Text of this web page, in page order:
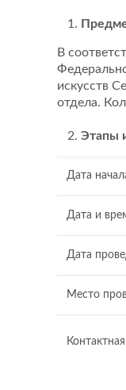
В
искусств
отдела.
Этапы
Дата
Дата и
Дата
Место